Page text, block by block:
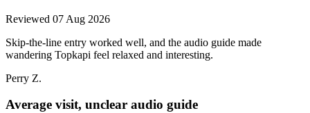
Reviewed 07 Aug 2026
Skip-the-line entry worked well, and the audio guide made
wandering Topkapi feel relaxed and interesting.
Perry Z.
Average visit, unclear audio guide